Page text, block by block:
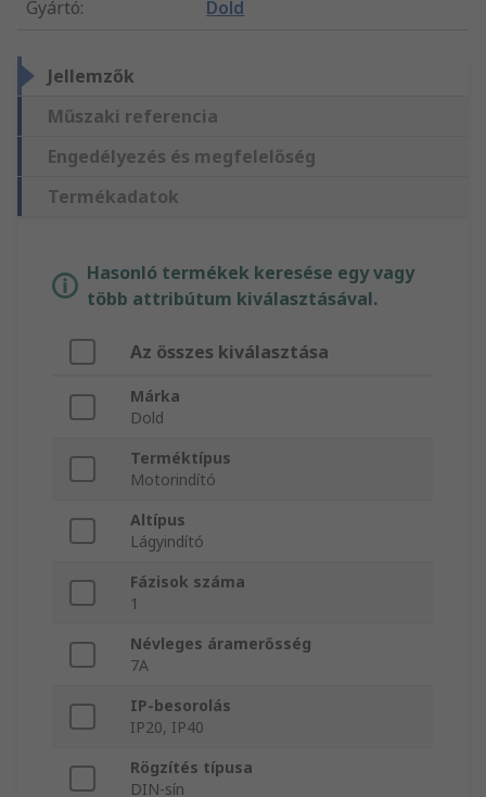
Gyártó: Dold
Jellemzők
Műszaki referencia
Engedélyezés és megfelelőség
Termékadatok
Hasonló termékek keresése egy vagy
több attribútum kiválasztásával.
Az összes kiválasztása
Márka
Dold
Terméktípus
Motorindító
Altípus
Lágyindító
Fázisok száma
1
Névleges áramerősség
7A
IP-besorolás
IP20, IP40
Rögzítés típusa
DIN-sín